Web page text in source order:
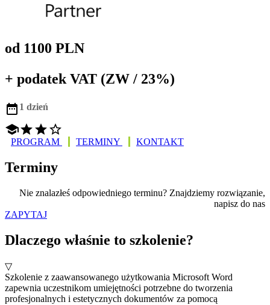
od 1100 PLN
+ podatek VAT (ZW / 23%)
 1 dzień

PROGRAM TERMINY KONTAKT
Terminy
Nie znalazłeś odpowiedniego terminu? Znajdziemy rozwiązanie,
napisz do nas
ZAPYTAJ
Dlaczego właśnie to szkolenie?
▽
Szkolenie z zaawansowanego użytkowania Microsoft Word
zapewnia uczestnikom umiejętności potrzebne do tworzenia
profesjonalnych i estetycznych dokumentów za pomocą